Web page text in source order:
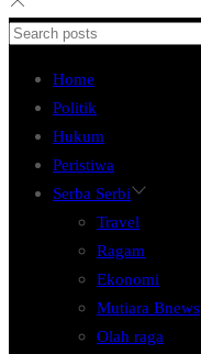
Home
Politik
Hukum
Peristiwa
Serba Serbi
Travel
Ragam
Ekonomi
Mutiara Bnews
Olah raga